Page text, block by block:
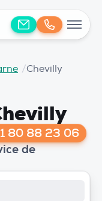
/Chevilly
80 88 23 06
de